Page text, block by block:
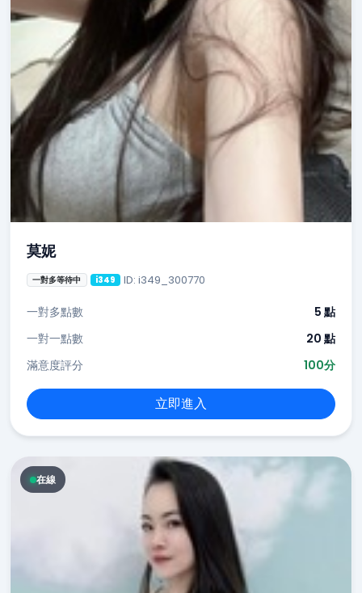
莫妮
一對多等待中 i349 ID: i349_300770
一對多點數
5 點
一對一點數
20 點
滿意度評分
100分
立即進入
在線